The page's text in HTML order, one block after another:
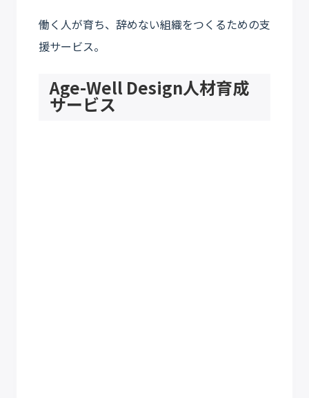
働く人が育ち、辞めない組織をつくるための支
援サービス。
Age-Well Design人材育成
サービス